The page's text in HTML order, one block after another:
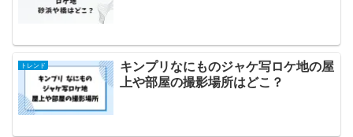
トレンド
キンプリなにものジャケ写ロケ地の屋
上や部屋の撮影場所はどこ？